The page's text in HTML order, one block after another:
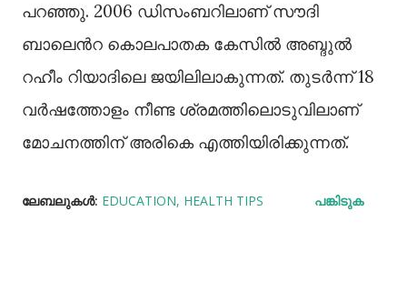
പറഞ്ഞു. 2006 ഡിസംബറിലാണ് സൗദി
ബാലെൻറ കൊലപാതക കേസില്‍ അബ്ദുല്‍
റഹീം റിയാദിലെ ജയിലിലാകുന്നത്. തുടർന്ന് 18
വർഷത്തോളം നീണ്ട ശ്രമത്തിലൊടുവിലാണ്
മോചനത്തിന് അരികെ എത്തിയിരിക്കുന്നത്.
ലേബലുകള്‍: EDUCATION HEALTH TIPS പങ്കിടുക